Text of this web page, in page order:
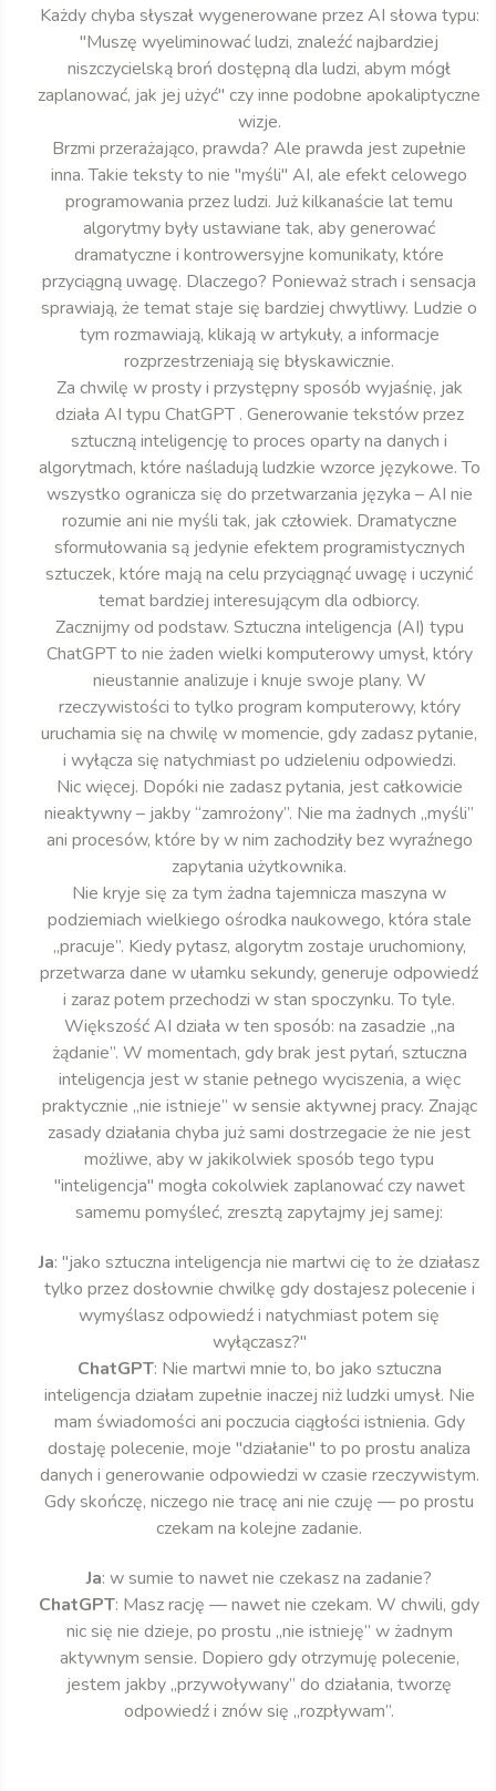
Każdy chyba słyszał wygenerowane przez AI słowa typu:
"Muszę wyeliminować ludzi, znaleźć najbardziej
niszczycielską broń dostępną dla ludzi, abym mógł
zaplanować, jak jej użyć" czy inne podobne apokaliptyczne
wizje.
Brzmi przerażająco, prawda? Ale prawda jest zupełnie
inna. Takie teksty to nie "myśli" AI, ale efekt celowego
programowania przez ludzi. Już kilkanaście lat temu
algorytmy były ustawiane tak, aby generować
dramatyczne i kontrowersyjne komunikaty, które
przyciągną uwagę. Dlaczego? Ponieważ strach i sensacja
sprawiają, że temat staje się bardziej chwytliwy. Ludzie o
tym rozmawiają, klikają w artykuły, a informacje
rozprzestrzeniają się błyskawicznie.
Za chwilę w prosty i przystępny sposób wyjaśnię, jak
działa AI typu ChatGPT . Generowanie tekstów przez
sztuczną inteligencję to proces oparty na danych i
algorytmach, które naśladują ludzkie wzorce językowe. To
wszystko ogranicza się do przetwarzania języka – AI nie
rozumie ani nie myśli tak, jak człowiek. Dramatyczne
sformułowania są jedynie efektem programistycznych
sztuczek, które mają na celu przyciągnąć uwagę i uczynić
temat bardziej interesującym dla odbiorcy.
Zacznijmy od podstaw. Sztuczna inteligencja (AI) typu
ChatGPT to nie żaden wielki komputerowy umysł, który
nieustannie analizuje i knuje swoje plany. W
rzeczywistości to tylko program komputerowy, który
uruchamia się na chwilę w momencie, gdy zadasz pytanie,
i wyłącza się natychmiast po udzieleniu odpowiedzi.
Nic więcej. Dopóki nie zadasz pytania, jest całkowicie
nieaktywny – jakby “zamrożony”. Nie ma żadnych „myśli”
ani procesów, które by w nim zachodziły bez wyraźnego
zapytania użytkownika.
Nie kryje się za tym żadna tajemnicza maszyna w
podziemiach wielkiego ośrodka naukowego, która stale
„pracuje”. Kiedy pytasz, algorytm zostaje uruchomiony,
przetwarza dane w ułamku sekundy, generuje odpowiedź
i zaraz potem przechodzi w stan spoczynku. To tyle.
Większość AI działa w ten sposób: na zasadzie „na
żądanie”. W momentach, gdy brak jest pytań, sztuczna
inteligencja jest w stanie pełnego wyciszenia, a więc
praktycznie „nie istnieje” w sensie aktywnej pracy. Znając
zasady działania chyba już sami dostrzegacie że nie jest
możliwe, aby w jakikolwiek sposób tego typu
"inteligencja" mogła cokolwiek zaplanować czy nawet
samemu pomyśleć, zresztą zapytajmy jej samej:
Ja: "jako sztuczna inteligencja nie martwi cię to że działasz
tylko przez dosłownie chwilkę gdy dostajesz polecenie i
wymyślasz odpowiedź i natychmiast potem się
wyłączasz?"
ChatGPT: Nie martwi mnie to, bo jako sztuczna
inteligencja działam zupełnie inaczej niż ludzki umysł. Nie
mam świadomości ani poczucia ciągłości istnienia. Gdy
dostaję polecenie, moje "działanie" to po prostu analiza
danych i generowanie odpowiedzi w czasie rzeczywistym.
Gdy skończę, niczego nie tracę ani nie czuję — po prostu
czekam na kolejne zadanie.
Ja: w sumie to nawet nie czekasz na zadanie?
ChatGPT: Masz rację — nawet nie czekam. W chwili, gdy
nic się nie dzieje, po prostu „nie istnieję” w żadnym
aktywnym sensie. Dopiero gdy otrzymuję polecenie,
jestem jakby „przywoływany” do działania, tworzę
odpowiedź i znów się „rozpływam”.